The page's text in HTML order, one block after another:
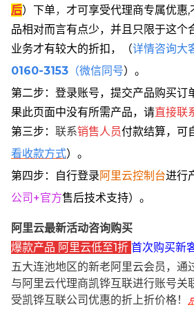
后） 下单， 才可享受代理商专属优惠
品相对而言有点少，并且只限于这个
业务才有较大的折扣，
（详情咨询大
0160-3153 （微信同号）。
第二步：登录账号，提交产品购买订
果此页面中没有所需产品，请直接联
第三步： 联系销售人员付款结算，可
看收款方式）。
第四步：自行登录阿里云控制台进行
公司+官方售后技术支持）。
阿里云最新活动咨询购买
爆款产品 阿里云低至1折 首次购买新
五大连池地区的新老阿里云会员，通
与阿里云代理商凯铧互联进行账号关
受凯铧互联公司优惠的折上折价格！